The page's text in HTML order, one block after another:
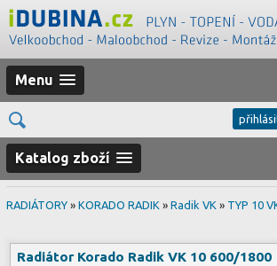
Menu
Katalog zboží
RADIÁTORY » KORADO RADIK » Radik VK » TYP 10
Radiátor Korado Radik VK 10 600/1800